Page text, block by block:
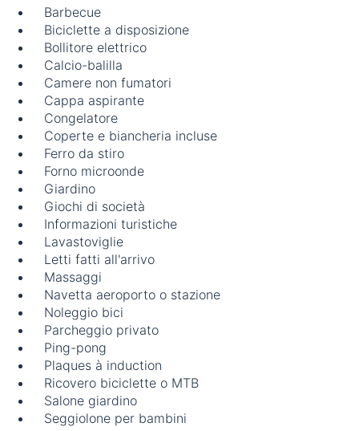
Barbecue
Biciclette a disposizione
Bollitore elettrico
Calcio-balilla
Camere non fumatori
Cappa aspirante
Congelatore
Coperte e biancheria incluse
Ferro da stiro
Forno microonde
Giardino
Giochi di società
Informazioni turistiche
Lavastoviglie
Letti fatti all'arrivo
Massaggi
Navetta aeroporto o stazione
Noleggio bici
Parcheggio privato
Ping-pong
Plaques à induction
Ricovero biciclette o MTB
Salone giardino
Seggiolone per bambini